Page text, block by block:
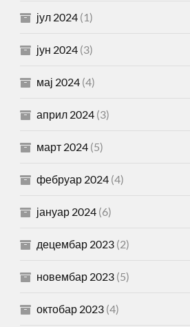
јул 2024(1)
јун 2024(3)
мај 2024(4)
април 2024(3)
март 2024(5)
фебруар 2024(4)
јануар 2024(6)
децембар 2023(2)
новембар 2023(5)
октобар 2023(4)